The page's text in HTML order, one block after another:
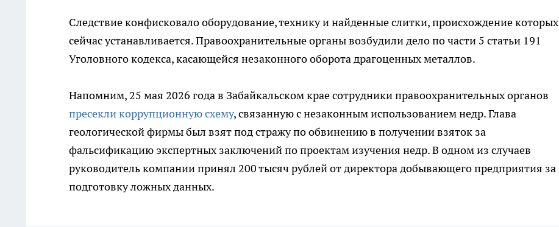
Следствие конфисковало оборудование, технику и найденные слитки, происхождение которых
сейчас устанавливается. Правоохранительные органы возбудили дело по части 5 статьи 191
Уголовного кодекса, касающейся незаконного оборота драгоценных металлов.
Напомним, 25 мая 2026 года в Забайкальском крае сотрудники правоохранительных органов
пресекли коррупционную схему, связанную с незаконным использованием недр. Глава
геологической фирмы был взят под стражу по обвинению в получении взяток за
фальсификацию экспертных заключений по проектам изучения недр. В одном из случаев
руководитель компании принял 200 тысяч рублей от директора добывающего предприятия за
подготовку ложных данных.